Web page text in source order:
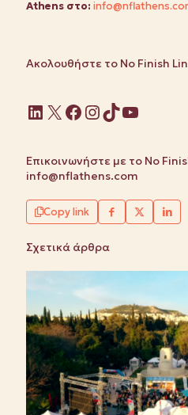
Athens στο:
Ακολουθήστε το No Finish
Linkedin
X Facebook
Instagram
TikTok
YouTube
Επικοινωνήστε με το No
info@nflathens.com
Copy link
Σχετικά άρθρα